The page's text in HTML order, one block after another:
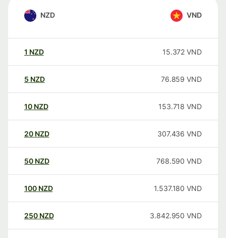
NZD VND
1 NZD 15.372 VND
5 NZD 76.859 VND
10 NZD 153.718 VND
20 NZD 307.436 VND
50 NZD 768.590 VND
100 NZD 1.537.180 VND
250 NZD 3.842.950 VND